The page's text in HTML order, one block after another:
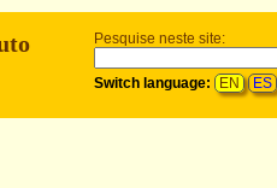
Pesquise neste site:
Switch language: EN ES